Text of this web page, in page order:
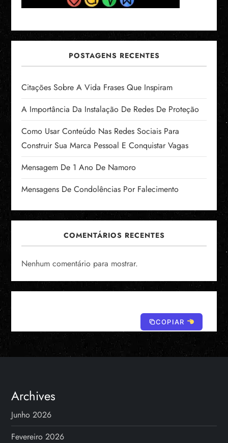
POSTAGENS RECENTES
Citações Sobre A Vida Frases Que Inspiram
A Importância Da Instalação De Redes De Proteção
Como Usar Conteúdo Nas Redes Sociais Para
Construir Sua Marca Pessoal E Conquistar Vagas
Mensagem De 1 Ano De Namoro
Mensagens De Condolências Por Falecimento
COMENTÁRIOS RECENTES
Nenhum comentário para mostrar.
COPIAR
Archives
Junho 2026
Fevereiro 2026